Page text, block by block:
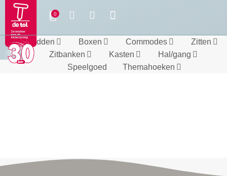
Bedden Boxen Commodes
Zitten
Zitbanken
Kasten
Hal/gang
Speelgoed
Themahoeken